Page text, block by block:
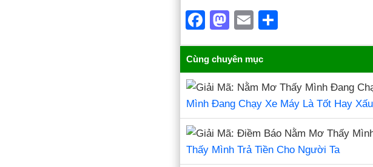
F
a
c
e
b
o
o
k
M
a
st
o
d
o
n
E
m
ail
h
e
Cùng chuyên mục
Mình Đang Chạy Xe Máy Là Tốt Hay
Thấy Mình Trả Tiền Cho Người Ta